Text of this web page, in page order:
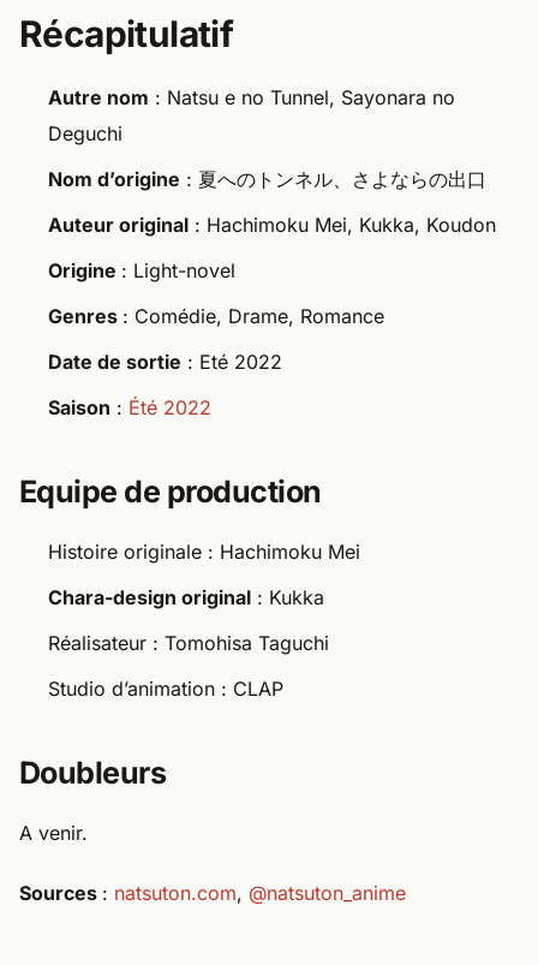
Récapitulatif
Autre nom : Natsu e no Tunnel, Sayonara no
Deguchi
Nom d’origine : 夏へのトンネル、さよならの出口
Auteur original : Hachimoku Mei, Kukka, Koudon
Origine : Light-novel
Genres : Comédie, Drame, Romance
Date de sortie : Eté 2022
Saison : Été 2022
Equipe de production
Histoire originale : Hachimoku Mei
Chara-design original : Kukka
Réalisateur : Tomohisa Taguchi
Studio d’animation : CLAP
Doubleurs
A venir.
Sources : natsuton.com, @natsuton_anime